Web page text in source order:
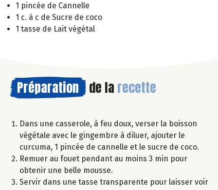
1 pincée de Cannelle
1 c. à c de Sucre de coco
1 tasse de Lait végétal
Préparation de la recette
Dans une casserole, à feu doux, verser la boisson
végétale avec le gingembre à diluer, ajouter le
curcuma, 1 pincée de cannelle et le sucre de coco.
Remuer au fouet pendant au moins 3 min pour
obtenir une belle mousse.
Servir dans une tasse transparente pour laisser voir